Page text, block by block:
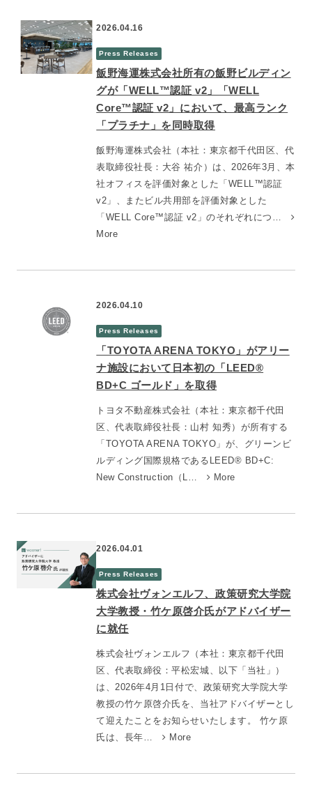
2026.04.16
Press Releases
飯野海運株式会社所有の飯野ビルディン
グが「WELL™認証 v2」「WELL
Core™認証 v2」において、最高ランク
「プラチナ」を同時取得
飯野海運株式会社（本社：東京都千代田区、代
表取締役社長：大谷 祐介）は、2026年3月、本
社オフィスを評価対象とした「WELL™認証
v2」、またビル共用部を評価対象とした
「WELL Core™認証 v2」のそれぞれにつ…
More
2026.04.10
Press Releases
「TOYOTA ARENA TOKYO」がアリー
ナ施設において日本初の「LEED®
BD+C ゴールド」を取得
トヨタ不動産株式会社（本社：東京都千代田
区、代表取締役社長：山村 知秀）が所有する
「TOYOTA ARENA TOKYO」が、グリーンビ
ルディング国際規格であるLEED® BD+C:
New Construction（L…
More
2026.04.01
Press Releases
株式会社ヴォンエルフ、政策研究大学院
大学教授・竹ケ原啓介氏がアドバイザー
に就任
株式会社ヴォンエルフ（本社：東京都千代田
区、代表取締役：平松宏城、以下「当社」）
は、2026年4月1日付で、政策研究大学院大学
教授の竹ケ原啓介氏を、当社アドバイザーとし
て迎えたことをお知らせいたします。 竹ケ原
氏は、長年…
More